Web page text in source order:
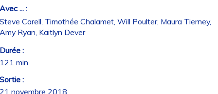
... :
Carell, Timothée Chalamet, Will Poulter, Maura Tierney,
Ryan, Kaitlyn Dever
:
min.
:
novembre 2018